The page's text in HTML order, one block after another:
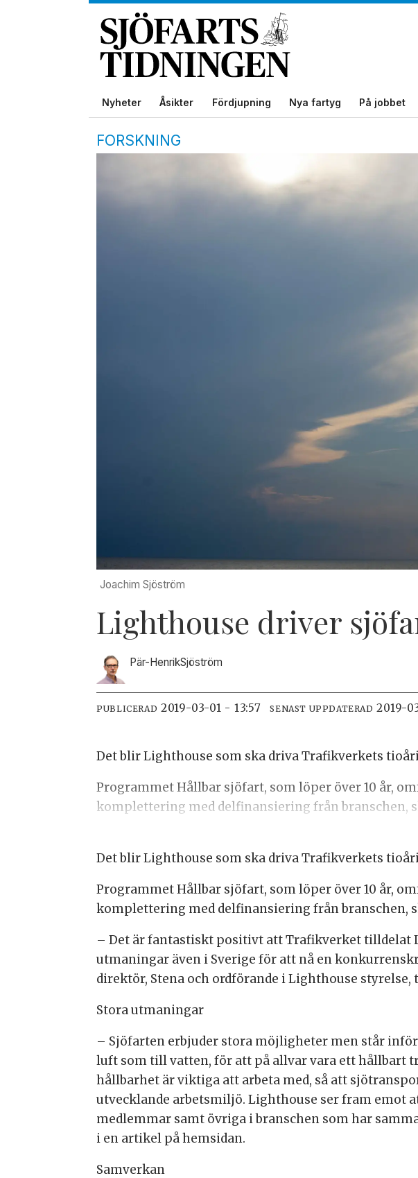
Nyheter Åsikter Fördjupning Nya fartyg På jobbet
FORSKNING
Joachim Sjöström
Lighthouse driver
Pär-HenrikSjöström
PUBLICERAD 2019-03-01 - 13:57 SENAST UPPDATERAD 2019-
Det blir Lighthouse som ska driva Trafikverkets
Programmet Hållbar sjöfart, som löper över 10 år,
komplettering med delfinansiering från branschen,
Det blir Lighthouse som ska driva Trafikverkets
Programmet Hållbar sjöfart, som löper över 10 år,
komplettering med delfinansiering från branschen,
– Det är fantastiskt positivt att Trafikverket tilldelat
utmaningar även i Sverige för att nå en
direktör, Stena och ordförande i Lighthouse
Stora utmaningar
– Sjöfarten erbjuder stora möjligheter men står
luft som till vatten, för att på allvar vara ett hållbart
hållbarhet är viktiga att arbeta med, så att
utvecklande arbetsmiljö. Lighthouse ser fram emot
medlemmar samt övriga i branschen som har
i en artikel på hemsidan.
Samverkan